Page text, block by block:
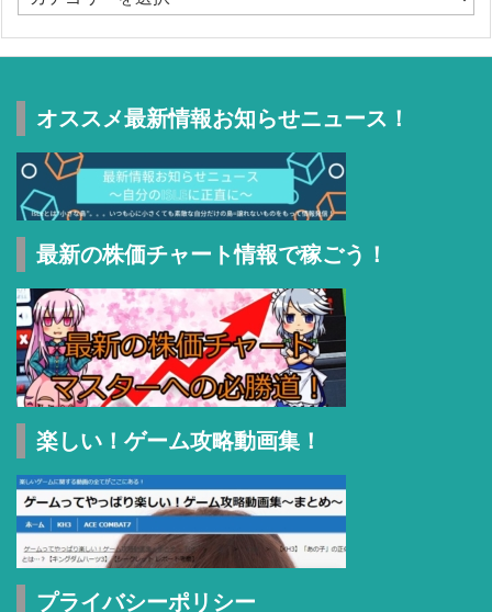
テ
ゴ
リ
オススメ最新情報お知らせニュース！
最新の株価チャート情報で稼ごう！
楽しい！ゲーム攻略動画集！
プライバシーポリシー